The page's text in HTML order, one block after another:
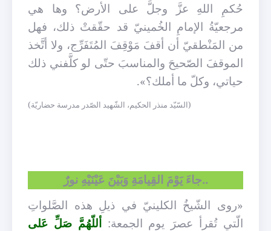
حُكمِ اللهِ عزَّ وجلَّ على الأرض؟ وها هي
مرجعيّةُ الإمامِ الخُمينيّ قد حقّقتْ ذلك، فهل
من المَنْطقيّ أن أقفَ مَوْقِفَ المُتَفَرِّج، ولا أتَّخذ
الموقفَ الصّحيحَ والمناسبَ حتّى لو كلَّفني ذلك
حياتي، وكلّ ما أملك؟».
(السّيّد منذر الحكيم، الشّهيد الصّدر مدرسة حضاريّة)
..جاءَ يَوْمَ القِيامَةِ وَبَيْنَ عَيْنَيْهِ نورٌ
«روى الشّيخُ الكلينيّ في ذيلِ هذه الصَّلواتِ
الّتي تُقرأ عصرَ يوم الجمعة: أللّهُمَّ صَلِّ عَلى